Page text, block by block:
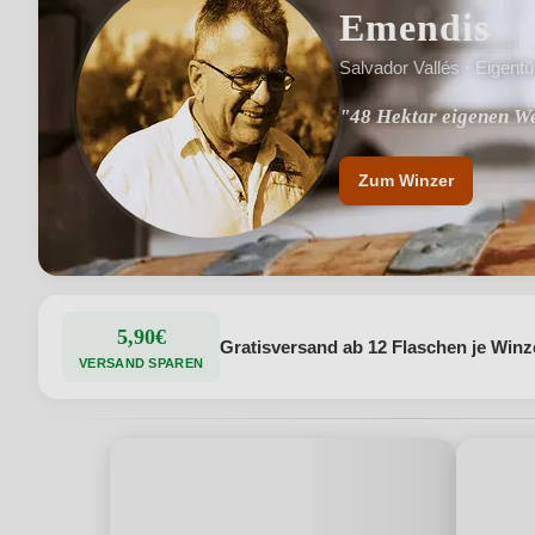
Emendis
Salvador Vallés ·
"48 Hektar eigenen
"Hochwertige Weine
Zum Winzer
5,90€
VERSAND SPAREN
Gratisversand ab 12 Flaschen je